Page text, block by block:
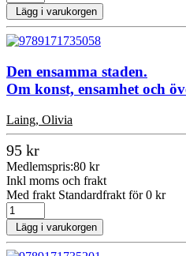
Lägg i varukorgen
Den ensamma staden.
Om konst, ensamhet och
Laing, Olivia
95 kr
Medlemspris:80 kr
Inkl moms och frakt
Med frakt Standardfrakt för 0 kr
Lägg i varukorgen